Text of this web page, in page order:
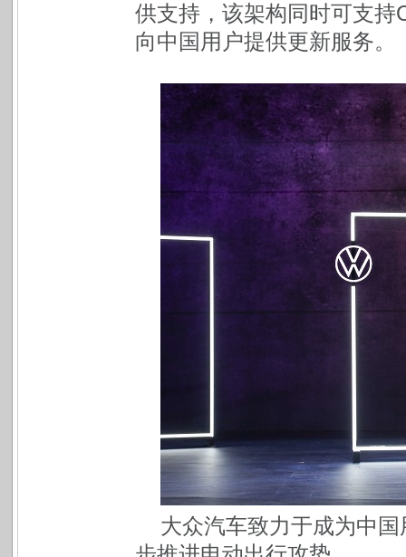
供支持，该架构同时可支
向中国用户提供更新服务。
大众汽车致力于成为中